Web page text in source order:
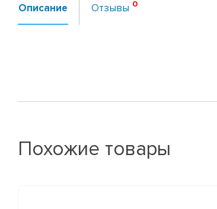
Описание Отзывы
Похожие товары